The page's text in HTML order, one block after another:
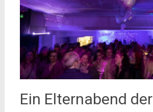
Ein Elternabend der